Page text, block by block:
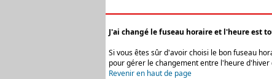
J'ai changé le fuseau horaire et l'heure est
Si vous êtes sûr d'avoir choisi le bon fuseau
pour gérer le changement entre l'heure
Revenir en haut de page